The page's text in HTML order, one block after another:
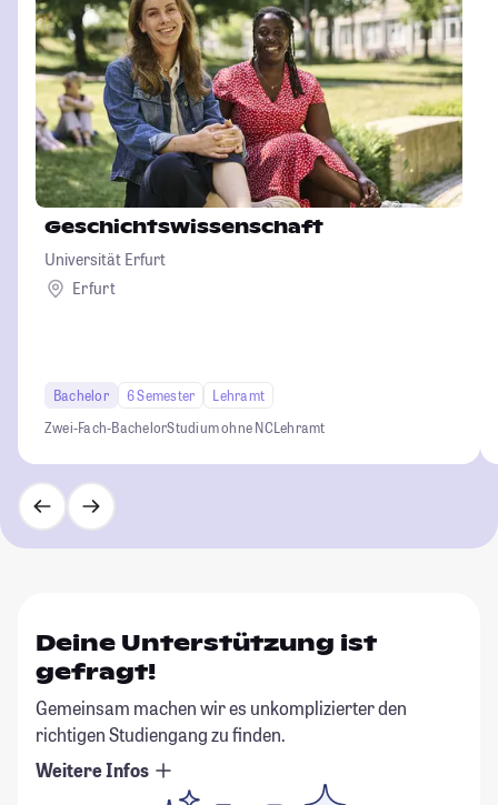
Geschichtswissenschaft
Universität Erfurt
Erfurt
Bachelor 6 Semester
Lehramt
Zwei-Fach-BachelorStudium ohne NCLehramt
Deine Unterstützung ist
gefragt!
Gemeinsam machen wir es unkomplizierter den
richtigen Studiengang zu finden.
Weitere Infos